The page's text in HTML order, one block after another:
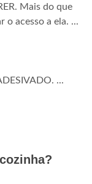
Mais do que
o acesso a ela. ...
...